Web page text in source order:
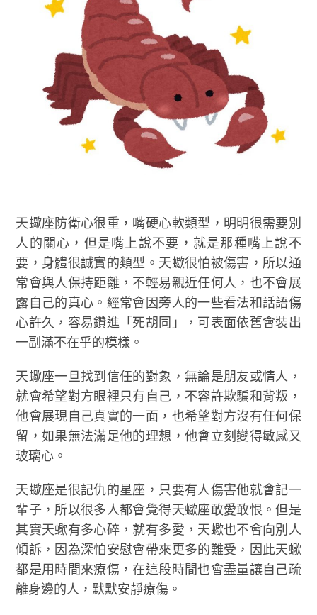
天蠍座防衛心很重，嘴硬心軟類型，明明很需要別
人的關心，但是嘴上說不要，就是那種嘴上說不
要，身體很誠實的類型。天蠍很怕被傷害，所以通
常會與人保持距離，不輕易親近任何人，也不會展
露自己的真心。經常會因旁人的一些看法和話語傷
心許久，容易鑽進「死胡同」，可表面依舊會裝出
一副滿不在乎的模樣。
天蠍座一旦找到信任的對象，無論是朋友或情人，
就會希望對方眼裡只有自己，不容許欺騙和背叛，
他會展現自己真實的一面，也希望對方沒有任何保
留，如果無法滿足他的理想，他會立刻變得敏感又
玻璃心。
天蠍座是很記仇的星座，只要有人傷害他就會記一
輩子，所以很多人都會覺得天蠍座敢愛敢恨。但是
其實天蠍有多心碎，就有多愛，天蠍也不會向別人
傾訴，因為深怕安慰會帶來更多的難受，因此天蠍
都是用時間來療傷，在這段時間也會盡量讓自己疏
離身邊的人，默默安靜療傷。